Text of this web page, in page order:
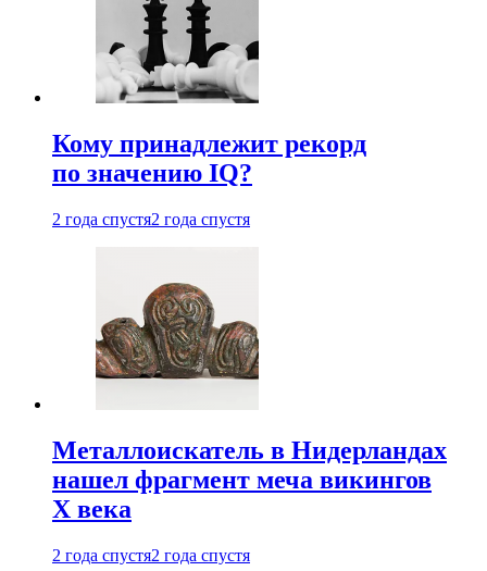
Кому принадлежит рекорд
по значению IQ?
2 года спустя2 года спустя
Металлоискатель в Нидерландах
нашел фрагмент меча викингов
X века
2 года спустя2 года спустя